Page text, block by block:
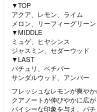
▼TOP
アクア、レモン、ライム
メロン、リーフィーグリーン
▼MIDDLE
ミュゲ、ヒヤシンス
ジャスミン、セダーウッド
▼LAST
パチュリ、ベチバー
サンダルウッド、アンバー
フレッシュなレモンが爽や
クアノートが伸びやかに広
パイシーな印象を与え、パ